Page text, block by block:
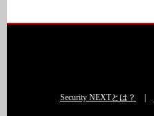
Security NEXTとは？